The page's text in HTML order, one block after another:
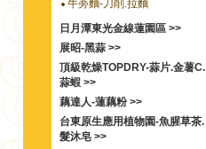
牛蒡麵-刀削.拉麵
日月潭東光金線蓮園區 >>
展昭-黑蒜 >>
頂級乾燥TOPDRY-蒜片.金薯C.
蒜蝦 >>
藕達人-蓮藕粉 >>
台東原生應用植物園-魚腥草茶.
髮沐皂 >>